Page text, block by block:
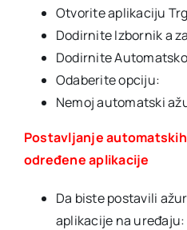
Otvorite aplikaciju
Dodirnite Izbornik a
Dodirnite
Odaberite opciju:
Nemoj automatski
Postavljanje
određene aplikacije
Da biste postavili
aplikacije na uređaju: